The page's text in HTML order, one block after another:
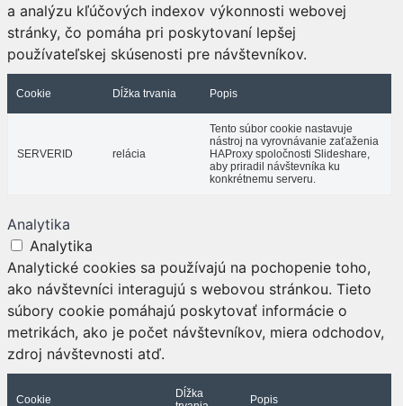
a analýzu kľúčových indexov výkonnosti webovej
stránky, čo pomáha pri poskytovaní lepšej
používateľskej skúsenosti pre návštevníkov.
Cookie Dĺžka trvania Popis
SERVERID relácia
Tento súbor cookie nastavuje
nástroj na vyrovnávanie zaťaženia
HAProxy spoločnosti Slideshare,
aby priradil návštevníka ku
konkrétnemu serveru.
Analytika
Analytika
Analytické cookies sa používajú na pochopenie toho,
ako návštevníci interagujú s webovou stránkou. Tieto
súbory cookie pomáhajú poskytovať informácie o
metrikách, ako je počet návštevníkov, miera odchodov,
zdroj návštevnosti atď.
Cookie
Dĺžka
Popis